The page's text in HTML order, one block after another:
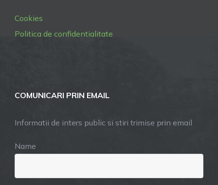
Cookies
Politica de confidentialitate
COMUNICARI PRIN EMAIL
Informatii de inters public si stiri trimise prin email
Name